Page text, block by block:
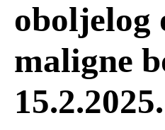
oboljelog
maligne
15.2.2025.